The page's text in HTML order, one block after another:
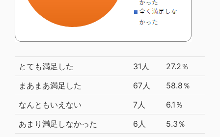
とても満足した 31人
27.2％
まあまあ満足した
67人
58.8％
なんともいえない
7人
6.1％
あまり満足しなかった
6人
5.3％